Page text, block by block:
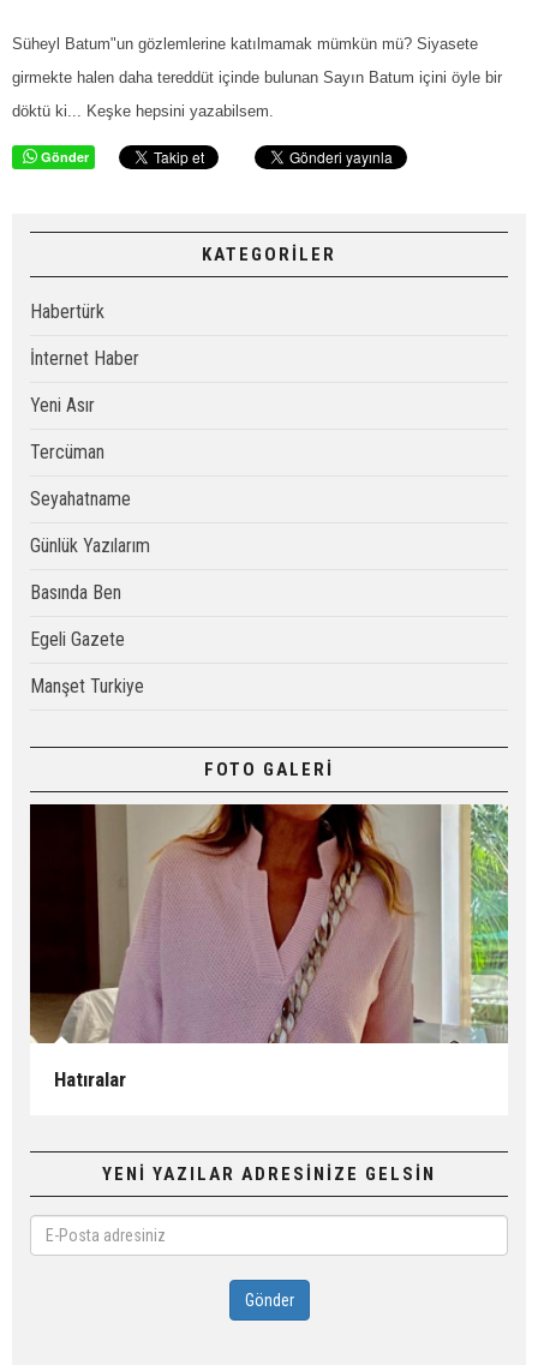
Süheyl Batum"un gözlemlerine katılmamak mümkün mü? Siyasete
girmekte halen daha tereddüt içinde bulunan Sayın Batum içini öyle bir
döktü ki... Keşke hepsini yazabilsem.
Gönder
KATEGORİLER
Habertürk
İnternet Haber
Yeni Asır
Tercüman
Seyahatname
Günlük Yazılarım
Basında Ben
Egeli Gazete
Manşet Turkiye
FOTO GALERİ
Hatıralar
YENİ YAZILAR ADRESİNİZE GELSİN
Posta
adresiniz
Gönder